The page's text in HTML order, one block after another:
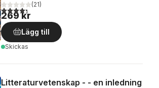
4,3utav 5 stjärnor. Totalt antal röster:
(21)
269 kr
Lägg till
Skickas
Litteraturvetenskap - - en inledning